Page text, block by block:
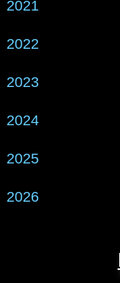
2021
2022
2023
2024
2025
2026